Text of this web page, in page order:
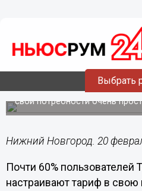
Выбрать
20.02.202318:21
Клиенты билайна
подходить к
Сменить аппера и настроить
свои потребности очень
Нижний Новгород. 20
Почти 60% пользователей
настраивают тариф в свою